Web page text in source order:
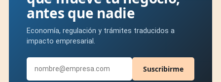
antes que nadie
Economía, regulación y trámites traducidos a
impacto empresarial.
Suscribirme